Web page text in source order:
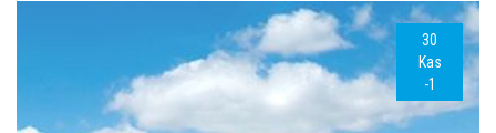
30
Kas
-1